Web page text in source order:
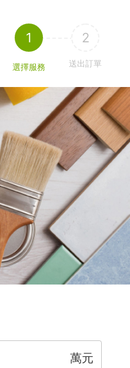
1
選擇服務
2
送出訂單
萬元